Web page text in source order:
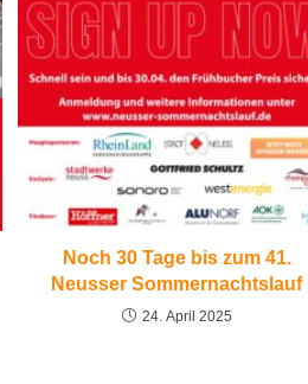
Noch 30 Tage bis zum 41.
Neusser Sommernachtslauf
24. April 2025